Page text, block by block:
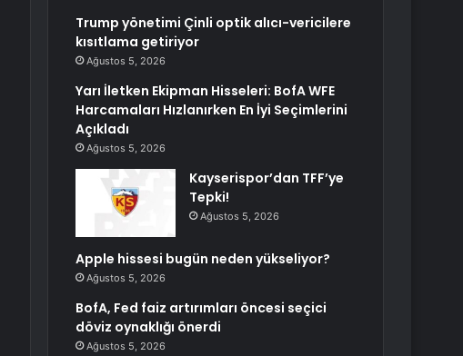
Trump yönetimi Çinli optik alıcı-vericilere
kısıtlama getiriyor
Ağustos 5, 2026
Yarı İletken Ekipman Hisseleri: BofA WFE
Harcamaları Hızlanırken En İyi Seçimlerini
Açıkladı
Ağustos 5, 2026
Kayserispor’dan TFF’ye
Tepki!
Ağustos 5, 2026
Apple hissesi bugün neden yükseliyor?
Ağustos 5, 2026
BofA, Fed faiz artırımları öncesi seçici
döviz oynaklığı önerdi
Ağustos 5, 2026